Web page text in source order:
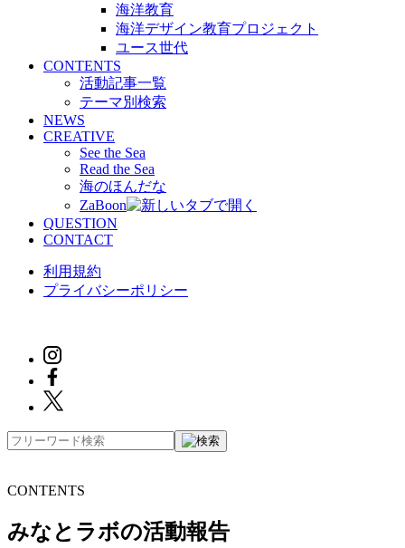
海洋教育
海洋デザイン教育プロジェクト
ユース世代
CONTENTS
活動記事一覧
テーマ別検索
NEWS
CREATIVE
See the Sea
Read the Sea
海のほんだな
ZaBoon
QUESTION
CONTACT
利用規約
プライバシーポリシー
CONTENTS
みなとラボの活動報告